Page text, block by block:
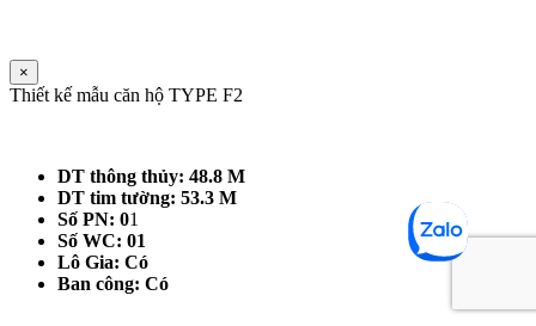
×
Thiết kế mẫu căn hộ TYPE F2
DT thông thủy: 48.8 M
DT tim tường: 53.3 M
Số PN: 01
Số WC: 01
Lô Gia: Có
Ban công: Có